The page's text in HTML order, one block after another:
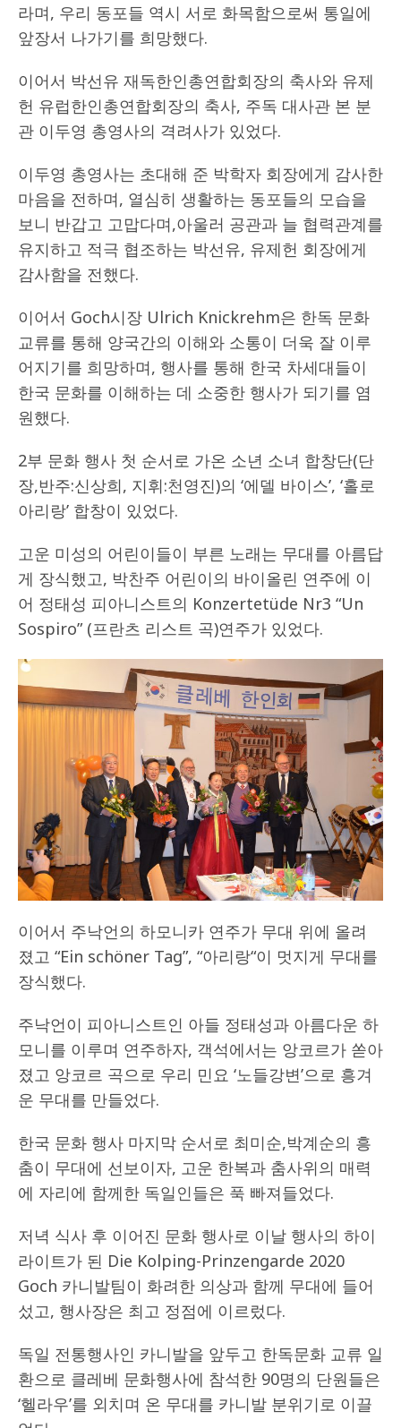
라며, 우리 동포들 역시 서로 화목함으로써 통일에
앞장서 나가기를 희망했다.
이어서 박선유 재독한인총연합회장의 축사와 유제
헌 유럽한인총연합회장의 축사, 주독 대사관 본 분
관 이두영 총영사의 격려사가 있었다.
이두영 총영사는 초대해 준 박학자 회장에게 감사한
마음을 전하며, 열심히 생활하는 동포들의 모습을
보니 반갑고 고맙다며,아울러 공관과 늘 협력관계를
유지하고 적극 협조하는 박선유, 유제헌 회장에게
감사함을 전했다.
이어서 Goch시장 Ulrich Knickrehm은 한독 문화
교류를 통해 양국간의 이해와 소통이 더욱 잘 이루
어지기를 희망하며, 행사를 통해 한국 차세대들이
한국 문화를 이해하는 데 소중한 행사가 되기를 염
원했다.
2부 문화 행사 첫 순서로 가온 소년 소녀 합창단(단
장,반주:신상희, 지휘:천영진)의 ‘에델 바이스’, ‘홀로
아리랑’ 합창이 있었다.
고운 미성의 어린이들이 부른 노래는 무대를 아름답
게 장식했고, 박찬주 어린이의 바이올린 연주에 이
어 정태성 피아니스트의 Konzertetüde Nr3 “Un
Sospiro” (프란츠 리스트 곡)연주가 있었다.
이어서 주낙언의 하모니카 연주가 무대 위에 올려
졌고 “Ein schöner Tag”, “아리랑“이 멋지게 무대를
장식했다.
주낙언이 피아니스트인 아들 정태성과 아름다운 하
모니를 이루며 연주하자, 객석에서는 앙코르가 쏟아
졌고 앙코르 곡으로 우리 민요 ‘노들강변’으로 흥겨
운 무대를 만들었다.
한국 문화 행사 마지막 순서로 최미순,박계순의 흥
춤이 무대에 선보이자, 고운 한복과 춤사위의 매력
에 자리에 함께한 독일인들은 푹 빠져들었다.
저녁 식사 후 이어진 문화 행사로 이날 행사의 하이
라이트가 된 Die Kolping-Prinzengarde 2020
Goch 카니발팀이 화려한 의상과 함께 무대에 들어
섰고, 행사장은 최고 정점에 이르렀다.
독일 전통행사인 카니발을 앞두고 한독문화 교류 일
환으로 클레베 문화행사에 참석한 90명의 단원들은
‘헬라우’를 외치며 온 무대를 카니발 분위기로 이끌